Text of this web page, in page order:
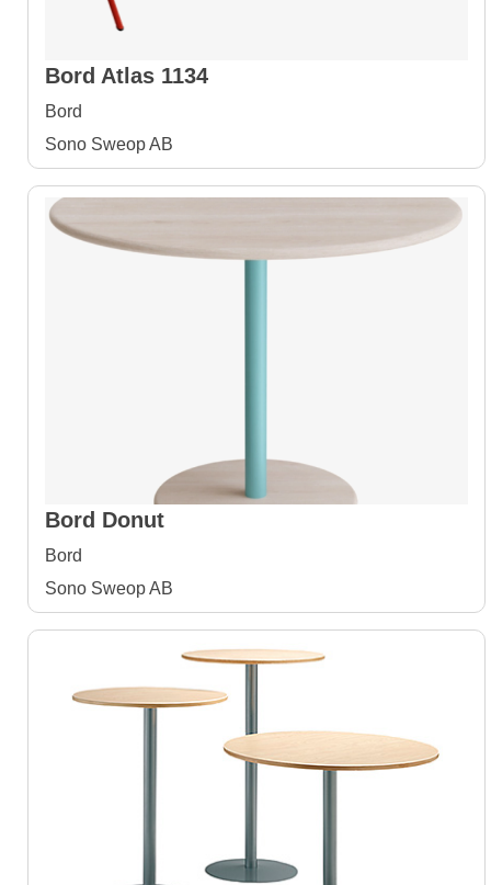
Bord Atlas 1134
Bord
Sono Sweop AB
Bord Donut
Bord
Sono Sweop AB